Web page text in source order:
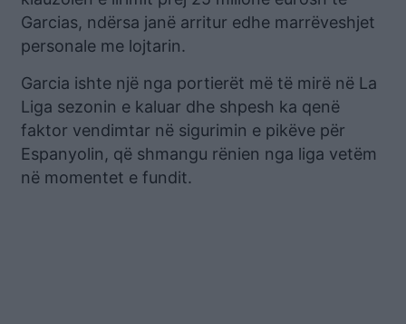
Garcias, ndërsa janë arritur edhe marrëveshjet
personale me lojtarin.
Garcia ishte një nga portierët më të mirë në La
Liga sezonin e kaluar dhe shpesh ka qenë
faktor vendimtar në sigurimin e pikëve për
Espanyolin, që shmangu rënien nga liga vetëm
në momentet e fundit.